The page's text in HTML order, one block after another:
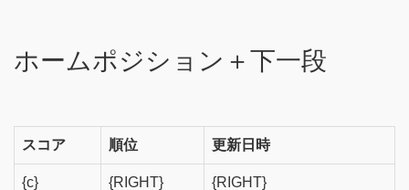
ホームポジション＋下一段
スコア 順位 更新日時
{c} {RIGHT} {RIGHT}